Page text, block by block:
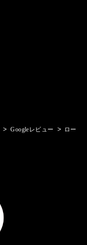
> Googleレビュー >
ロー